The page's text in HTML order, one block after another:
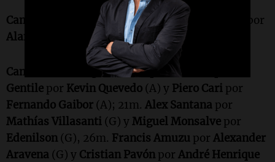
Cambio en el primer tiempo: 23m. Sergio Peña
por
Alan Cantero
(A).
Cambios en el segundo tiempo : 11m.
Gentile por Kevin Quevedo (A) y Piero Cari por
Fernando Gaibor (A); 21m. Alex Santana por
Mathías Villasanti (G) yMiguel Monsalve por
Edenilson (G), 26m. Francis Amuzu por Alexander
Aravena (G) y Cristian Pavón por André Henrique